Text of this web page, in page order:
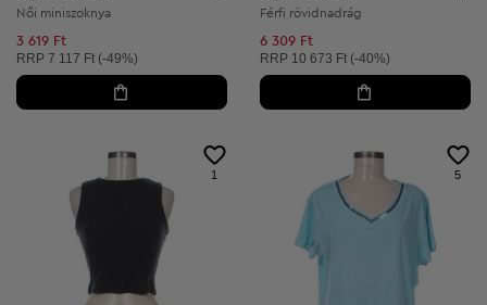
Női miniszoknya
3 619 Ft
Ajánlott ár:
RRP 7 117 Ft (-49%)
Férfi rövidnadrág
6 309 Ft
Ajánlott ár:
RRP 10 673 Ft (-40%)
1 5